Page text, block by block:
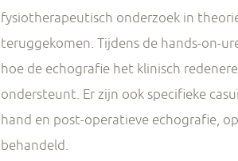
fysiotherapeutisch onderzoek in
teruggekomen. Tijdens de hands-on-
hoe de echografie het klinisch
ondersteunt. Er zijn ook specifieke
hand en post-operatieve echografie,
behandeld.